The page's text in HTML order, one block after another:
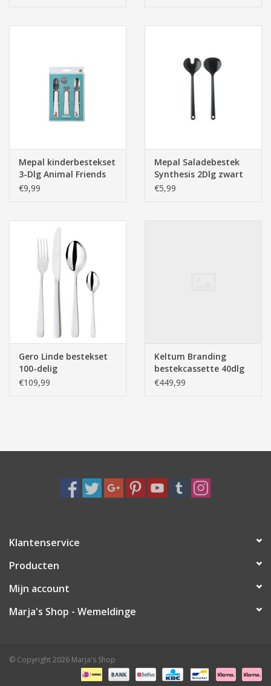
Mepal kinderbestekset
3-Dlg Animal Friends
€9,99
Mepal Saladebestek
Synthesis 2Dlg zwart
€5,99
Gero Linde bestekset
100-delig
€109,99
Keltum Branding
bestekcassette 40dlg
6personen
€449,99
Klantenservice
Producten
Mijn account
Marja's Shop - Wemeldinge
© Copyright 2026 Marja's Shop